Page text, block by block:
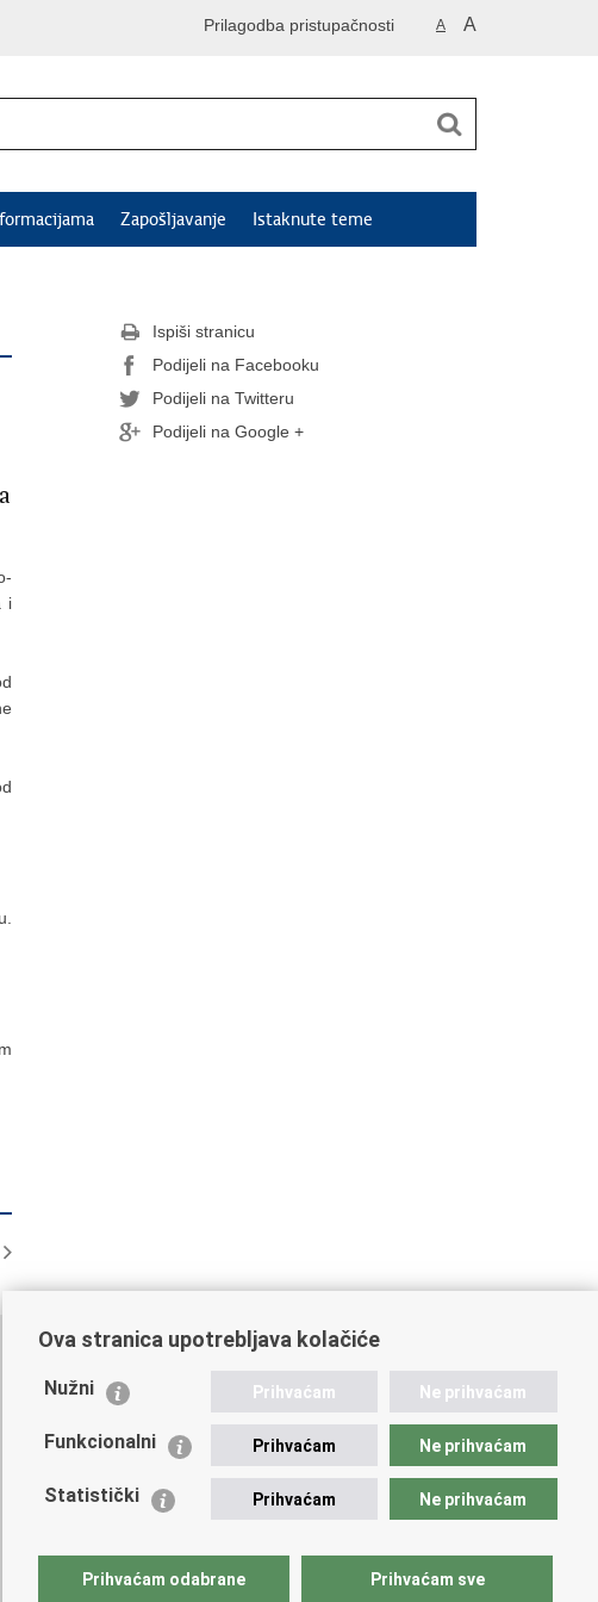
A A
Prilagodba pristupačnosti
Zapošljavanje Istaknute teme
i
Ispiši stranicu
Podijeli na Facebooku
Podijeli na Twitteru
Podijeli na Google +
Važne poveznice
Ministarstvo unutarnjih poslova
Udruge
Policijska akademija
Zaklada policijske solidarnosti
Centar za forenzična ispitivanja, istraživanja i vještačenja
Ova stranica upotrebljava kolačiće
Nužni Prihvaćam Ne prihvaćam
Funkcionalni Prihvaćam Ne prihvaćam
Statistički Prihvaćam Ne prihvaćam
Prihvaćam odabrane Prihvaćam sve